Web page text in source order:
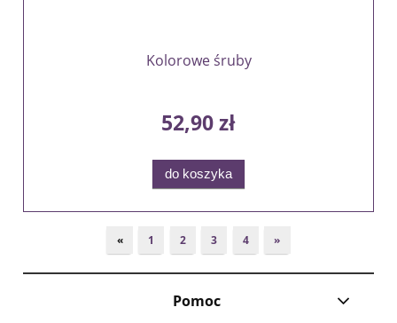
Kolorowe śruby
52,90 zł
do koszyka
« 1 2 3 4 »
Pomoc